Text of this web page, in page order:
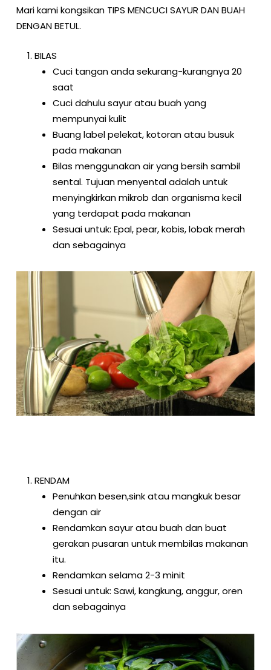
Mari kami kongsikan TIPS MENCUCI SAYUR DAN BUAH
DENGAN BETUL.
BILAS
Cuci tangan anda sekurang-kurangnya 20
saat
Cuci dahulu sayur atau buah yang
mempunyai kulit
Buang label pelekat, kotoran atau busuk
pada makanan
Bilas menggunakan air yang bersih sambil
sental. Tujuan menyental adalah untuk
menyingkirkan mikrob dan organisma kecil
yang terdapat pada makanan
Sesuai untuk: Epal, pear, kobis, lobak merah
dan sebagainya
RENDAM
Penuhkan besen,sink atau mangkuk besar
dengan air
Rendamkan sayur atau buah dan buat
gerakan pusaran untuk membilas makanan
itu.
Rendamkan selama 2-3 minit
Sesuai untuk: Sawi, kangkung, anggur, oren
dan sebagainya